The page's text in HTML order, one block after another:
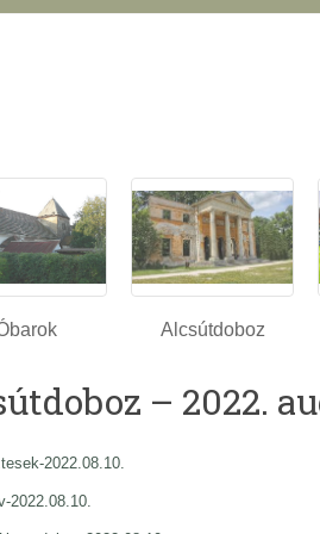
Alcsútdoboz
– 2022.
2022.08.10.
2022.08.10.